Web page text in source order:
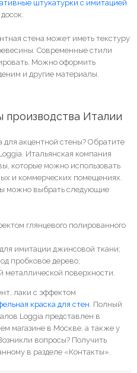
штукатурки с имитацией
стена может иметь текстуру
Современные стили
Можно оформить
деним и другие материалы.
Италии
акцентной стены? Обратите
Итальянская компания
которые можно использовать
и коммерческих помещениях.
можно выбрать следующие
глянцевого полированного
имитации джинсовой ткани;
пробковое дерево;
поверхности.
лаки с эффектом
краска для стен . Полный
Loggia представлен в
магазине в Москве, а также у
вопросы? Получить
в разделе «Контакты».